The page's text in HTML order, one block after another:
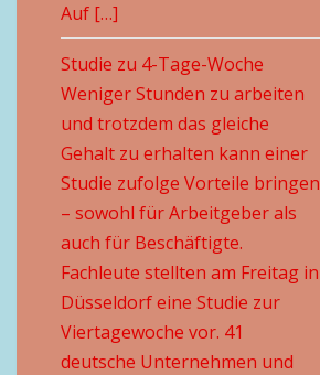
Auf […]
Studie zu 4-Tage-Woche
Weniger Stunden zu arbeiten
und trotzdem das gleiche
Gehalt zu erhalten kann einer
Studie zufolge Vorteile bringen
– sowohl für Arbeitgeber als
auch für Beschäftigte.
Fachleute stellten am Freitag in
Düsseldorf eine Studie zur
Viertagewoche vor. 41
deutsche Unternehmen und